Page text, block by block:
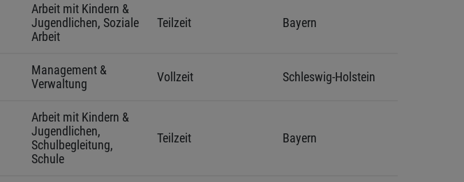
Arbeit mit Kindern &
Jugendlichen, Soziale
Arbeit
Teilzeit Bayern
Management &
Verwaltung
Vollzeit Schleswig-Holstein
Arbeit mit Kindern &
Jugendlichen,
Schulbegleitung,
Schule
Teilzeit Bayern